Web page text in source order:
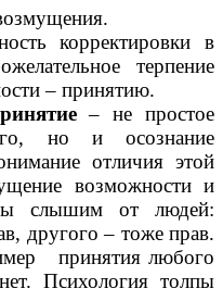
корректировки в
терпение
– принятию.
– не простое
но и осознание
отличия этой
возможности и
слышим от людей:
другого – тоже прав.
принятия любого
Психология толпы